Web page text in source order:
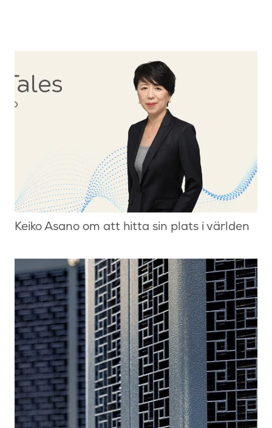
Keiko Asano om att hitta sin plats i världen